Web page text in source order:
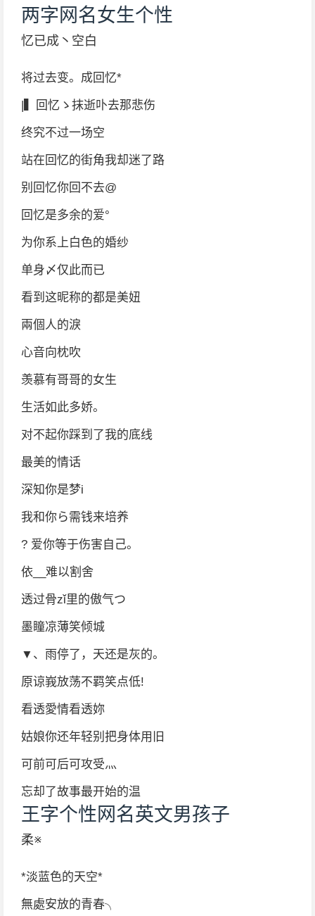
两字网名女生个性
忆已成丶空白
将过去变。成回忆*
|▍回忆ゝ抹逝卟去那悲伤
终究不过一场空
站在回忆的街角我却迷了路
别回忆你回不去@
回忆是多余的爱°
为你系上白色的婚纱
单身〆仅此而已
看到这昵称的都是美妞
兩個人的淚
心音向枕吹
羡慕有哥哥的女生
生活如此多娇。
对不起你踩到了我的底线
最美的情话
深知你是梦i
我和你ら需钱来培养
? 爱你等于伤害自己。
依__难以割舍
透过骨zǐ里的傲气つ
墨瞳凉薄笑倾城
▼、雨停了，天还是灰的。
原谅峩放荡不羁笑点低!
看透愛情看透妳
姑娘你还年轻别把身体用旧
可前可后可攻受灬
忘却了故事最开始的温
王字个性网名英文男孩子
柔※
*淡蓝色的天空*
無處安放的青春╮